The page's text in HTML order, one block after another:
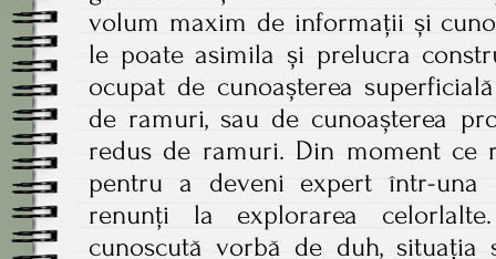
volum maxim de informații și
le poate asimila și prelucra
ocupat de cunoașterea
de ramuri, sau de cunoașterea
redus de ramuri. Din moment ce
pentru a deveni expert într-
renunți la explorarea
cunoscută vorbă de duh,